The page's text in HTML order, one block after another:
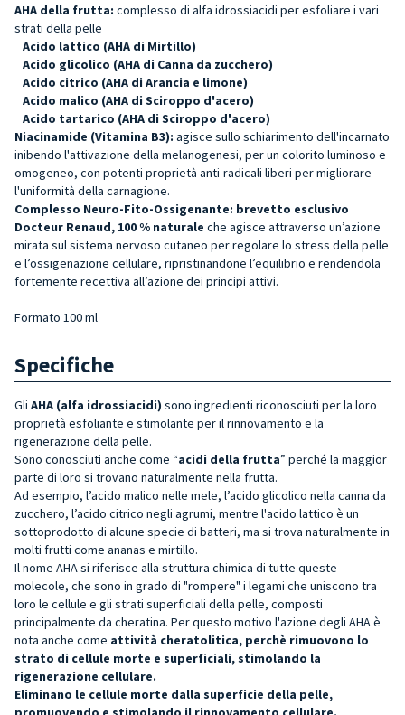
AHA della frutta: complesso di alfa idrossiacidi per esfoliare i vari
strati della pelle
Acido lattico (AHA di Mirtillo)
Acido glicolico (AHA di Canna da zucchero)
Acido citrico (AHA di Arancia e limone)
Acido malico (AHA di Sciroppo d'acero)
Acido tartarico (AHA di Sciroppo d'acero)
Niacinamide (Vitamina B3): agisce sullo schiarimento dell'incarnato
inibendo l'attivazione della melanogenesi, per un colorito luminoso e
omogeneo, con potenti proprietà anti-radicali liberi per migliorare
l'uniformità della carnagione.
Complesso Neuro-Fito-Ossigenante: brevetto esclusivo
Docteur Renaud, 100 % naturale che agisce attraverso un’azione
mirata sul sistema nervoso cutaneo per regolare lo stress della pelle
e l’ossigenazione cellulare, ripristinandone l’equilibrio e rendendola
fortemente recettiva all’azione dei principi attivi.
Formato 100 ml
Specifiche
Gli AHA (alfa idrossiacidi) sono ingredienti riconosciuti per la loro
proprietà esfoliante e stimolante per il rinnovamento e la
rigenerazione della pelle.
Sono conosciuti anche come “acidi della frutta” perché la maggior
parte di loro si trovano naturalmente nella frutta.
Ad esempio, l’acido malico nelle mele, l’acido glicolico nella canna da
zucchero, l’acido citrico negli agrumi, mentre l'acido lattico è un
sottoprodotto di alcune specie di batteri, ma si trova naturalmente in
molti frutti come ananas e mirtillo.
Il nome AHA si riferisce alla struttura chimica di tutte queste
molecole, che sono in grado di "rompere" i legami che uniscono tra
loro le cellule e gli strati superficiali della pelle, composti
principalmente da cheratina. Per questo motivo l'azione degli AHA è
nota anche come attività cheratolitica, perchè rimuovono lo
strato di cellule morte e superficiali, stimolando la
rigenerazione cellulare.
Eliminano le cellule morte dalla superficie della pelle,